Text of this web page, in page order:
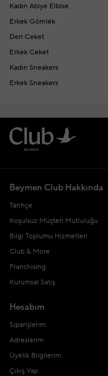
Kadın Abiye Elbise
Erkek Gömlek
Deri Ceket
Erkek Ceket
Kadın Sneakers
Erkek Sneakers
Beymen Club Hakkında
Tarihçe
Koşulsuz Müşteri Mutluluğu
Bilgi Toplumu Hizmetleri
Club & More
Franchising
Kurumsal Satış
Hesabım
Siparişlerim
Adreslerim
Üyelik Bilgilerim
Çıkış Yap